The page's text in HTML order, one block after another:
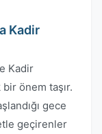
Kadir
Kadir
bir önem taşır.
gece
geçirenler